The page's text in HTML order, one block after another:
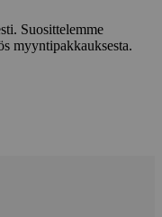
Suosittelemme
myyntipakkauksesta.